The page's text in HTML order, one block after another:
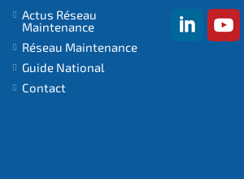
Actus Réseau
Maintenance
Réseau Maintenance
Guide National
Contact